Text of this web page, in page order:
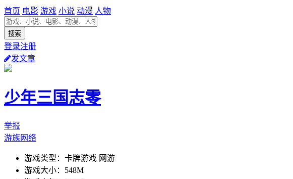
首页 电影 游戏 小说 动漫 人物
登录注册
发文章
少年三国志零
举报
游族网络
游戏类型：卡牌游戏 网游
游戏大小：548M